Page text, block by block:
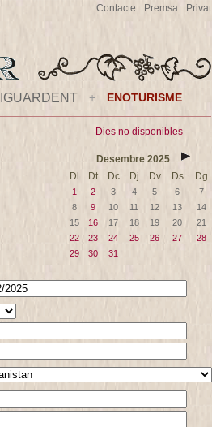
Privat
Premsa
Contacte
+ ENOTURISME
Dies no disponibles
Desembre 2025
Dl
Dt Dc Dj Dv Ds Dg
1 2 3 4 5 6
7
8
9 10 11 12 13
14
15
16 17 18 19 20
21
22
23 24 25 26 27
28
29
30 31